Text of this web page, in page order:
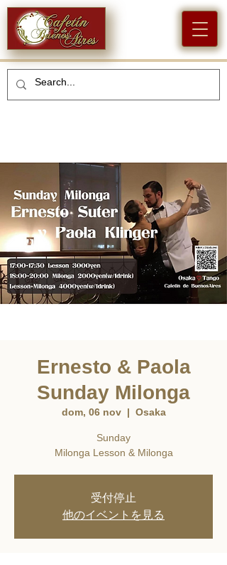
Ernesto & Paola
Sunday Milonga
dom, 06 nov
  |
Osaka
Sunday
Milonga Lesson & Milonga
受付停止
他のイベントを見る